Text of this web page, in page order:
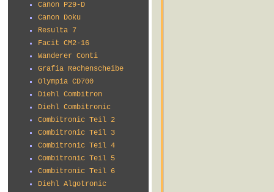
Canon P29-D
Canon Doku
Resulta 7
Facit CM2-16
Wanderer Conti
Grafia Rechenscheibe
Olympia CD700
Diehl Combitron
Diehl Combitronic
Combitronic Teil 2
Combitronic Teil 3
Combitronic Teil 4
Combitronic Teil 5
Combitronic Teil 6
Diehl Algotronic